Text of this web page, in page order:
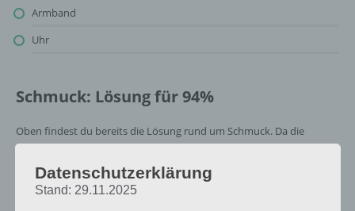
Armband
Uhr
Schmuck: Lösung für 94%
Oben findest du bereits die Lösung rund um Schmuck. Da die
Reihenfolge bei jedem Spieler anders ist, können wir dir nicht das
exakte Level anzeigen, weshalb du über unsere Komplettlösung
jedoch trotzdem zu jedem Sachverhalt die entsprechenden
Antworten findest!
Datenschutzerklärung
Stand: 29.11.2025